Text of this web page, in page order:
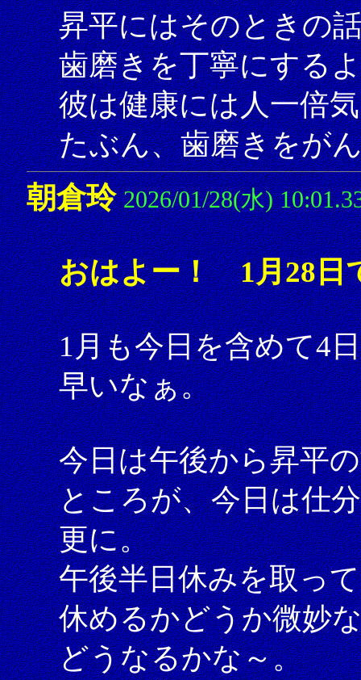
昇平にはそのときの
歯磨きを丁寧にする
彼は健康には人一倍
たぶん、歯磨きをが
朝倉玲 2026/01/28(水)
おはよー！ 1月28日
1月も今日を含めて4
早いなぁ。
今日は午後から昇平
ところが、今日は仕
更に。
午後半日休みを取っ
休めるかどうか微妙
どうなるかな～。